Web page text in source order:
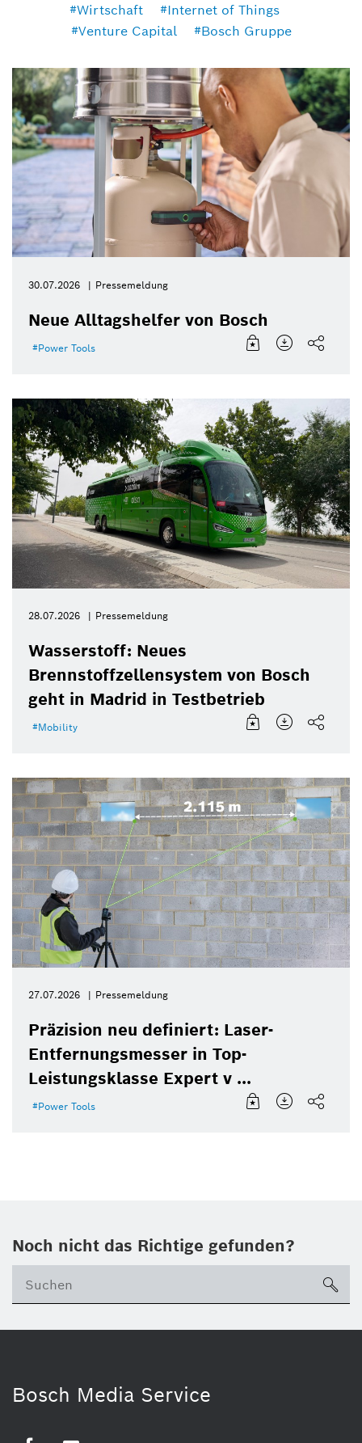
Wirtschaft
Internet of Things
Venture Capital
Bosch Gruppe
30.07.2026 Pressemeldung
Neue Alltagshelfer von Bosch
Power Tools
28.07.2026 Pressemeldung
Wasserstoff: Neues
Brennstoffzellensystem von Bosch
geht in Madrid in Testbetrieb
Mobility
27.07.2026 Pressemeldung
Präzision neu definiert: Laser-
Entfernungsmesser in Top-
Leistungsklasse Expert v ...
Power Tools
Noch nicht das Richtige gefunden?
Bosch Media Service